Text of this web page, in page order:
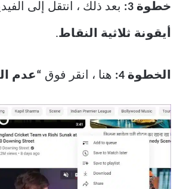
خطوة 3: بعد ذلك ، انتقل إلى
أيقونة ثلاثية النقاط.
الخطوة 4: هنا ، انقر فوق “عدم